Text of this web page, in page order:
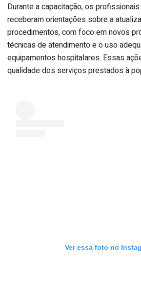
Durante a capacitação, os
receberam orientações sobre a
procedimentos, com foco em novos
técnicas de atendimento e o uso
equipamentos hospitalares. Essas
qualidade dos serviços prestados à
Ver essa foto no